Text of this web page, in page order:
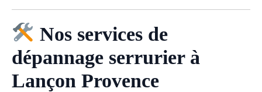
Nos services de
dépannage serrurier à
Lançon Provence